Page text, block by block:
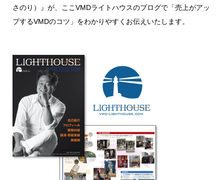
さのり）』が、ここVMDライトハウスのブログで「売上がアッ
プするVMDのコツ」をわかりやすくお伝えいたします。